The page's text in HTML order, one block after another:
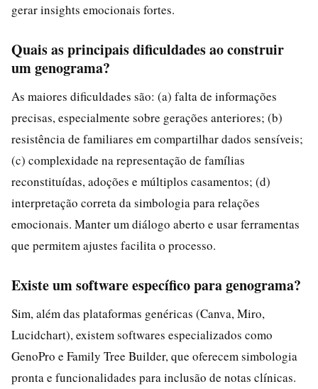
gerar insights emocionais fortes.
Quais as principais dificuldades ao construir
um genograma?
As maiores dificuldades são: (a) falta de informações
precisas, especialmente sobre gerações anteriores; (b)
resistência de familiares em compartilhar dados sensíveis;
(c) complexidade na representação de famílias
reconstituídas, adoções e múltiplos casamentos; (d)
interpretação correta da simbologia para relações
emocionais. Manter um diálogo aberto e usar ferramentas
que permitem ajustes facilita o processo.
Existe um software específico para genograma?
Sim, além das plataformas genéricas (Canva, Miro,
Lucidchart), existem softwares especializados como
GenoPro e Family Tree Builder, que oferecem simbologia
pronta e funcionalidades para inclusão de notas clínicas.